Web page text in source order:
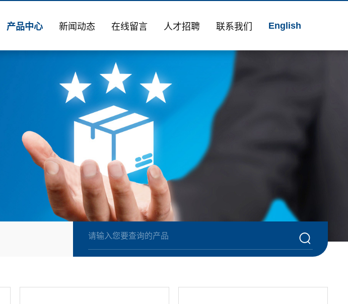
产品中心
焊接件及加工件
剪刃及折弯模
非标工装设备
新闻动态
行业动态
在线留言 人才招聘 联系我们 English